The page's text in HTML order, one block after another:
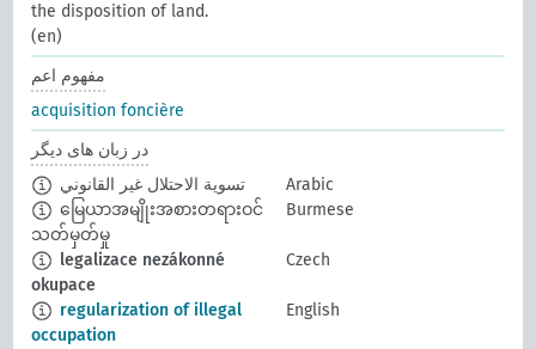
the disposition of land.
(en)
مفهوم اعم
acquisition foncière
در زبان های دیگر
تسوية الاحتلال غير القانوني
Arabic
မြေယာအမျိုးအစားတရားဝင်
သတ်မှတ်မှု
Burmese
legalizace nezákonné
okupace
Czech
regularization of illegal
occupation
English